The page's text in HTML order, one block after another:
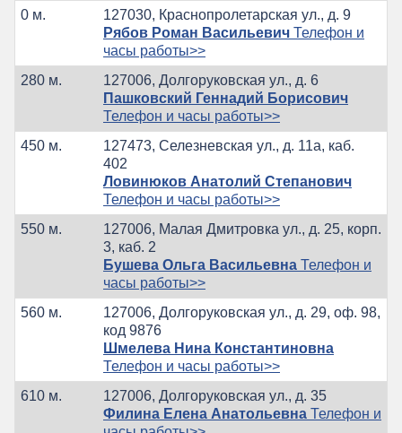
0 м.
127030, Краснопролетарская ул., д. 9
Рябов Роман Васильевич Телефон и
часы работы>>
280 м.
127006, Долгоруковская ул., д. 6
Пашковский Геннадий Борисович
Телефон и часы работы>>
450 м.
127473, Селезневская ул., д. 11а, каб.
402
Ловинюков Анатолий Степанович
Телефон и часы работы>>
550 м.
127006, Малая Дмитровка ул., д. 25, корп.
3, каб. 2
Бушева Ольга Васильевна Телефон и
часы работы>>
560 м.
127006, Долгоруковская ул., д. 29, оф. 98,
код 9876
Шмелева Нина Константиновна
Телефон и часы работы>>
610 м.
127006, Долгоруковская ул., д. 35
Филина Елена Анатольевна Телефон и